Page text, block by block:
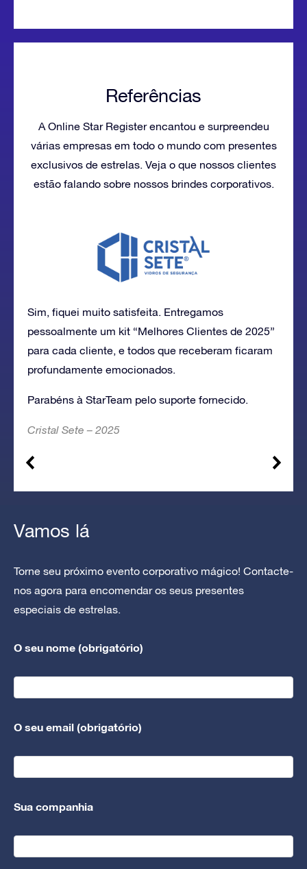
Referências
A Online Star Register encantou e surpreendeu
várias empresas em todo o mundo com presentes
exclusivos de estrelas. Veja o que nossos clientes
estão falando sobre nossos brindes corporativos.
Sim, fiquei muito satisfeita. Entregamos
pessoalmente um kit “Melhores Clientes de 2025”
para cada cliente, e todos que receberam ficaram
profundamente emocionados.
Parabéns à StarTeam pelo suporte fornecido.
Cristal Sete – 2025
Vamos lá
Torne seu próximo evento corporativo mágico! Contacte-
nos agora para encomendar os seus presentes
especiais de estrelas.
O seu nome (obrigatório)
O seu email (obrigatório)
Sua companhia